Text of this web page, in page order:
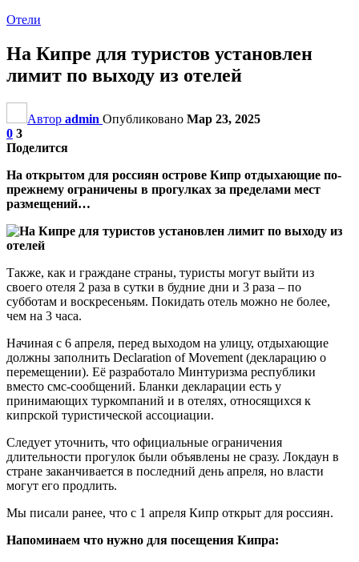
Отели
На Кипре для туристов установлен
лимит по выходу из отелей
Автор admin Опубликовано Мар 23, 2025
0 3
Поделится
На открытом для россиян острове Кипр отдыхающие по-
прежнему ограничены в прогулках за пределами мест
размещений…
Также, как и граждане страны, туристы могут выйти из
своего отеля 2 раза в сутки в будние дни и 3 раза – по
субботам и воскресеньям. Покидать отель можно не более,
чем на 3 часа.
Начиная с 6 апреля, перед выходом на улицу, отдыхающие
должны заполнить Declaration of Movement (декларацию о
перемещении). Её разработало Минтуризма республики
вместо смс-сообщений. Бланки декларации есть у
принимающих туркомпаний и в отелях, относящихся к
кипрской туристической ассоциации.
Следует уточнить, что официальные ограничения
длительности прогулок были объявлены не сразу. Локдаун в
стране заканчивается в последний день апреля, но власти
могут его продлить.
Мы писали ранее, что с 1 апреля Кипр открыт для россиян.
Напоминаем что нужно для посещения Кипра: